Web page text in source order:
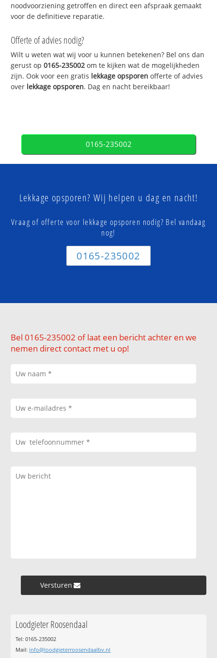
noodvoorziening getroffen en direct een afspraak gemaakt
voor de definitieve reparatie.
Offerte of advies nodig?
Wilt u weten wat wij voor u kunnen betekenen? Bel ons dan
gerust op0165-235002 om te kijken wat de mogelijkheden
zijn. Ook voor een gratis lekkage opsporen offerte of advies
over lekkage opsporen. Dag en nacht bereikbaar!
0165-235002
Lekkage opsporen? Wij helpen u dag en nacht!
Vraag of offerte voor lekkage opsporen nodig? Bel vandaag
nog!
0165-235002
Bel 0165-235002 of laat een bericht achter en we
nemen direct contact met u op!
Versturen »
Loodgieter Roosendaal
Tel: 0165-235002
Mail: info@loodgieterroosendaalbv.nl